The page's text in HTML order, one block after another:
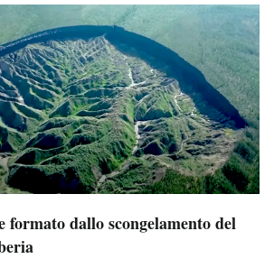
formato dallo scongelamento del